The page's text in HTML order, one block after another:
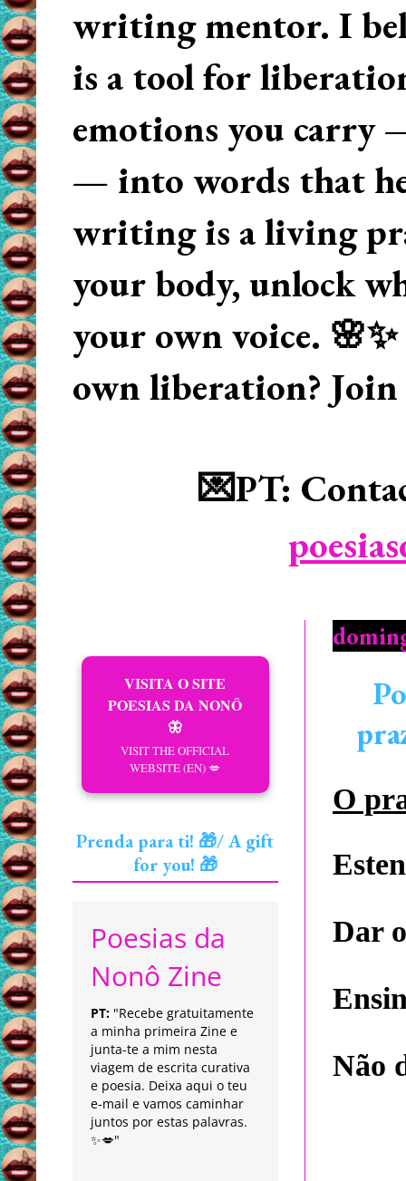
writing mentor. I
is a tool for
emotions you carry
— into words that
writing is a living
your body, unlock
your own voice.
own liberation? Join
💌PT:
O
Dar
Não
VISITA O SITE
POESIAS DA NONÔ
🦋
VISIT THE OFFICIAL
WEBSITE (EN) 💋
Prenda para ti! 🎁/ A gift
for you! 🎁
Poesias da
Nonô Zine
PT: "Recebe gratuitamente
a minha primeira Zine e
junta-te a mim nesta
viagem de escrita curativa
e poesia. Deixa aqui o teu
e-mail e vamos caminhar
juntos por estas palavras.
✨💋"